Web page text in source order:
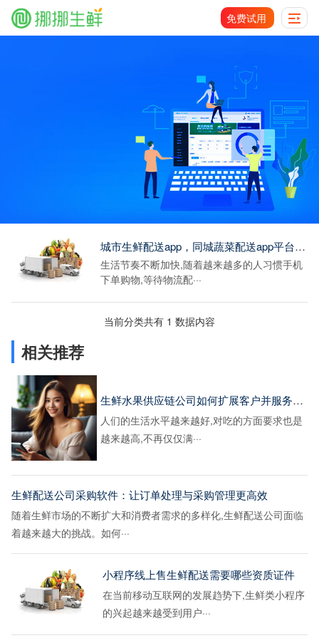
免费试用
城市生鲜配送app，同城蔬菜配送app平台有哪些？
生活节奏不断加快,随着越来越多的人习惯手机
下单购物,等待物流配···
当前分类共有 1 数据内容
相关推荐
生鲜水果供应链公司如何扩展客户并服务好客户
人们的生活水平越来越好,对吃的方面要求也是
越来越高,不再仅仅满···
生鲜配送公司采购软件：让订单处理与采购管理更高效
随着生鲜市场的不断扩大和消费者需求的多样化,生鲜配送公司面临
着越来越大的挑战。如何···
小程序线上售生鲜配送需要哪些资质证件
在当前移动互联网的发展趋势下,生鲜类小程序
的兴起越来越受到用户···